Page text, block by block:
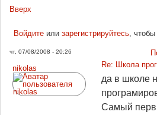
Вверх
Войдитеили зарегистрируйтесь, чтобы
чт, 07/08/2008 - 20:26
nikolas
Re: Школа
да в школе
Самый